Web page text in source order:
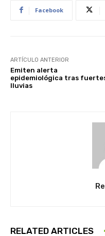
Facebook
ARTÍCULO ANTERIOR
Emiten alerta
epidemiológica tras
lluvias
RELATED ARTICLES